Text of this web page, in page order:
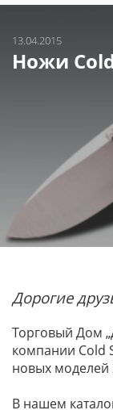
13.04.2015
Ножи
Дорогие
Торговый Дом
компании Cold
новых моделей
В нашем